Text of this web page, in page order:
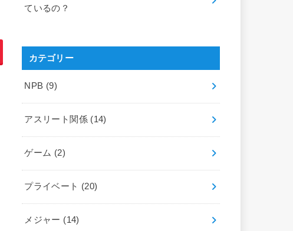
ているの？
カテゴリー
NPB (9)
アスリート関係 (14)
ゲーム (2)
プライベート (20)
メジャー (14)